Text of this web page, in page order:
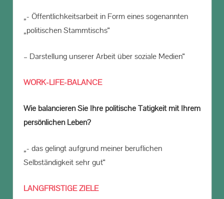
„- Öffentlichkeitsarbeit in Form eines sogenannten
„politischen Stammtischs“
– Darstellung unserer Arbeit über soziale Medien“
WORK-LIFE-BALANCE
Wie balancieren Sie Ihre politische Tätigkeit mit Ihrem
persönlichen Leben?
„- das gelingt aufgrund meiner beruflichen
Selbständigkeit sehr gut“
LANGFRISTIGE ZIELE